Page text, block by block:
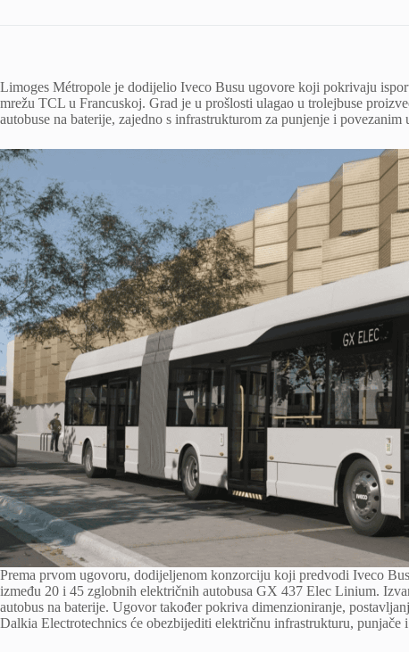
Limoges Métropole je dodijelio Iveco Busu ugovore koji pokrivaju
mrežu TCL u Francuskoj. Grad je u prošlosti ulagao u trolejbuse
autobuse na baterije, zajedno s infrastrukturom za punjenje i povezanim
Prema prvom ugovoru, dodijeljenom konzorciju koji predvodi Iveco
između 20 i 45 zglobnih električnih autobusa GX 437 Elec Linium.
autobus na baterije. Ugovor također pokriva dimenzioniranje,
Dalkia Electrotechnics će obezbijediti električnu infrastrukturu,